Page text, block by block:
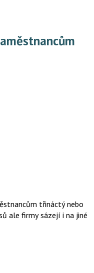
třináctý nebo
ale firmy sázejí i na jiné